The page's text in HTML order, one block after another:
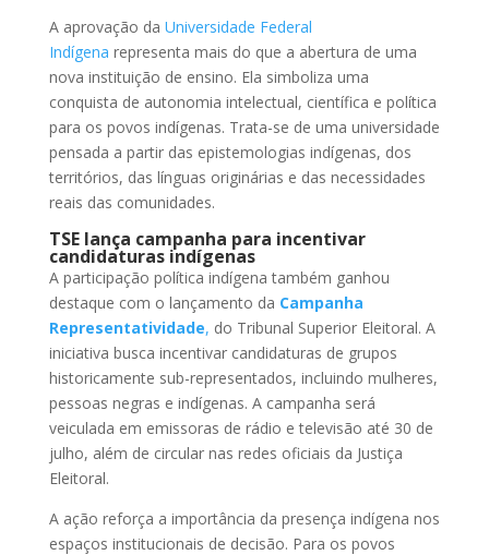
A aprovação da Universidade Federal
Indígena representa mais do que a abertura de uma
nova instituição de ensino. Ela simboliza uma
conquista de autonomia intelectual, científica e política
para os povos indígenas. Trata-se de uma universidade
pensada a partir das epistemologias indígenas, dos
territórios, das línguas originárias e das necessidades
reais das comunidades.
TSE lança campanha para incentivar
candidaturas indígenas
A participação política indígena também ganhou
destaque com o lançamento da Campanha
Representatividade, do Tribunal Superior Eleitoral. A
iniciativa busca incentivar candidaturas de grupos
historicamente sub-representados, incluindo mulheres,
pessoas negras e indígenas. A campanha será
veiculada em emissoras de rádio e televisão até 30 de
julho, além de circular nas redes oficiais da Justiça
Eleitoral.
A ação reforça a importância da presença indígena nos
espaços institucionais de decisão. Para os povos